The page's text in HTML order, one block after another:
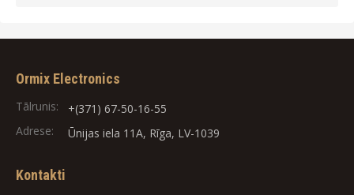
Ormix Electronics
Tālrunis:
+(371) 67-50-16-55
Adrese:
Ūnijas iela 11A, Rīga, LV-1039
Kontakti